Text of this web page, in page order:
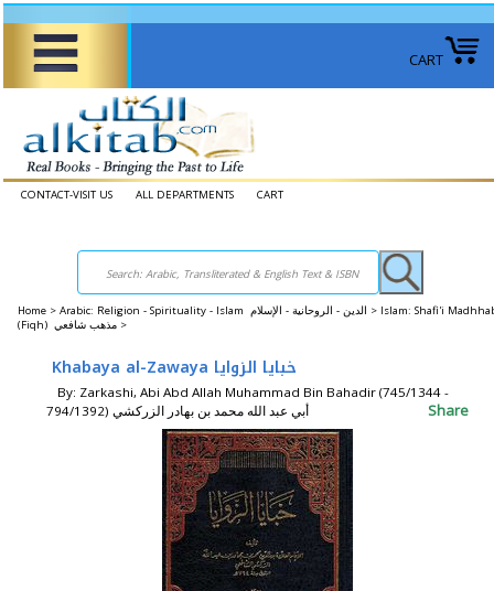
CART
CONTACT-VISIT US ALL DEPARTMENTS CART
Home > Arabic: Religion - Spirituality - Islam الدين - الروحانية - الإسلام > Islam: Shafi'i
(Fiqh) مذهب شافعي >
Khabaya al-Zawaya خبايا الزوايا
By: Zarkashi, Abi Abd Allah Muhammad Bin Bahadir (745/1344 -
794/1392) أبي عبد الله محمد بن بهادر الزركشي
Share